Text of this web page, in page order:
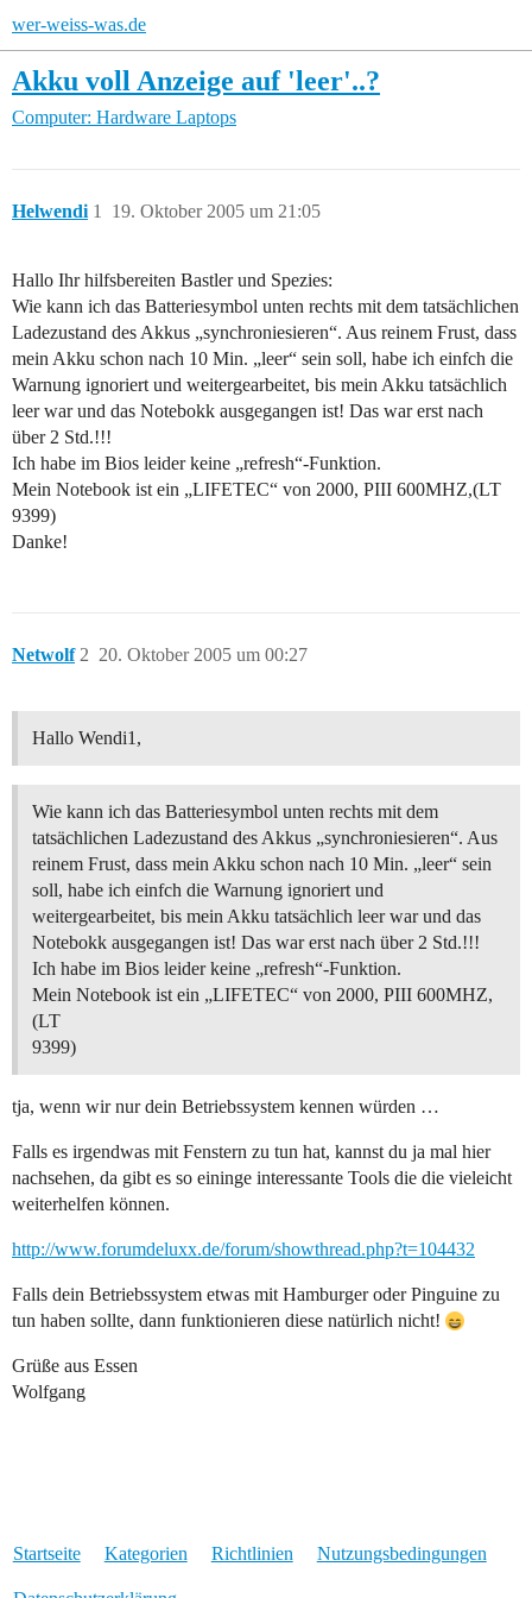
wer-weiss-was.de
Akku voll Anzeige auf 'leer'..?
Computer: Hardware Laptops
Helwendi 19. Oktober 2005 um 21:05
1
Hallo Ihr hilfsbereiten Bastler und Spezies:
Wie kann ich das Batteriesymbol unten rechts mit dem tatsächlichen
Ladezustand des Akkus „synchroniesieren“. Aus reinem Frust, dass
mein Akku schon nach 10 Min. „leer“ sein soll, habe ich einfch die
Warnung ignoriert und weitergearbeitet, bis mein Akku tatsächlich
leer war und das Notebokk ausgegangen ist! Das war erst nach
über 2 Std.!!!
Ich habe im Bios leider keine „refresh“-Funktion.
Mein Notebook ist ein „LIFETEC“ von 2000, PIII 600MHZ,(LT
9399)
Danke!
Netwolf 20. Oktober 2005 um 00:27
2
Hallo Wendi1,
Wie kann ich das Batteriesymbol unten rechts mit dem
tatsächlichen Ladezustand des Akkus „synchroniesieren“. Aus
reinem Frust, dass mein Akku schon nach 10 Min. „leer“ sein
soll, habe ich einfch die Warnung ignoriert und
weitergearbeitet, bis mein Akku tatsächlich leer war und das
Notebokk ausgegangen ist! Das war erst nach über 2 Std.!!!
Ich habe im Bios leider keine „refresh“-Funktion.
Mein Notebook ist ein „LIFETEC“ von 2000, PIII 600MHZ,
(LT
9399)
tja, wenn wir nur dein Betriebssystem kennen würden …
Falls es irgendwas mit Fenstern zu tun hat, kannst du ja mal hier
nachsehen, da gibt es so eininge interessante Tools die die vieleicht
weiterhelfen können.
http://www.forumdeluxx.de/forum/showthread.php?t=104432
Falls dein Betriebssystem etwas mit Hamburger oder Pinguine zu
tun haben sollte, dann funktionieren diese natürlich nicht!
Grüße aus Essen
Wolfgang
Startseite Kategorien Richtlinien Nutzungsbedingungen